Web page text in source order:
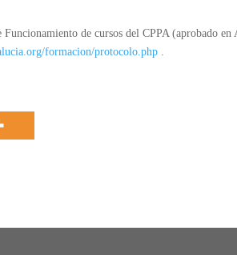
de cursos del CPPA (aprobado
formacion/protocolo.php .